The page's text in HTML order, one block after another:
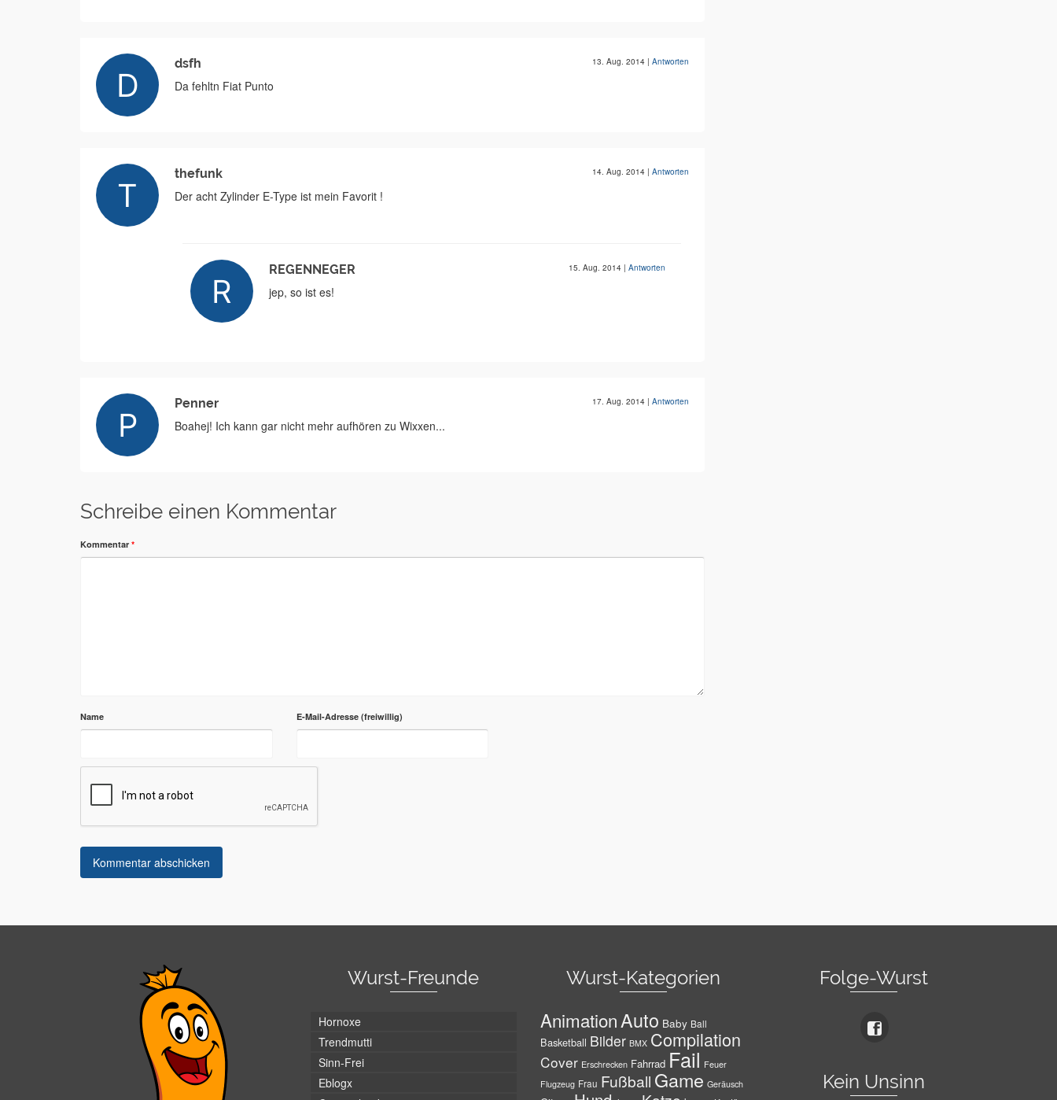
dsfh 13. Aug. 2014 | Antworten
Da fehltn Fiat Punto
thefunk 14. Aug. 2014 | Antworten
Der acht Zylinder E-Type ist mein Favorit !
REGENNEGER 15. Aug. 2014 | Antworten
jep, so ist es!
Penner 17. Aug. 2014 | Antworten
Boahej! Ich kann gar nicht mehr aufhören zu Wixxen...
Schreibe einen Kommentar
Kommentar *
Name E-Mail-Adresse
Wurst-Freunde
Hornoxe
Trendmutti
Sinn-Frei
Eblogx
Wurst-Kategorien
AnimationAuto Baby Ball
Basketball Bilder BMX Compilation
Cover Erschrecken Fahrrad Fail Feuer
Flugzeug Frau Fußball Game Geräusch
Folge-Wurst
Kein Unsinn